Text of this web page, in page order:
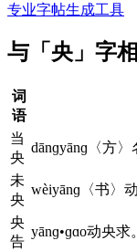
专业字帖生成工具
与「央」字
词
语
当
央
dānɡyānɡ〈方
未
央
wèiyānɡ〈书〉
央
告
yānɡ•ɡɑo动央求。